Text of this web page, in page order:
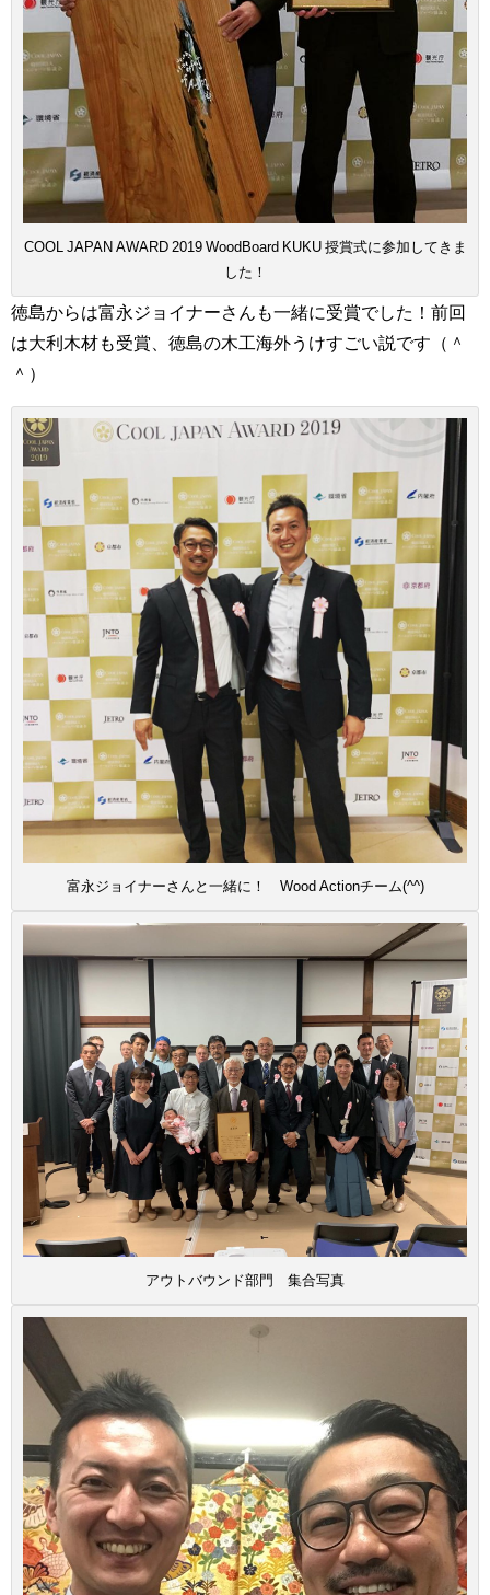
COOL JAPAN AWARD 2019 WoodBoard KUKU 授賞式に参加してきま
した！
徳島からは富永ジョイナーさんも一緒に受賞でした！前回
は大利木材も受賞、徳島の木工海外うけすごい説です（＾
＾）
富永ジョイナーさんと一緒に！ Wood Actionチーム(^^)
アウトバウンド部門 集合写真